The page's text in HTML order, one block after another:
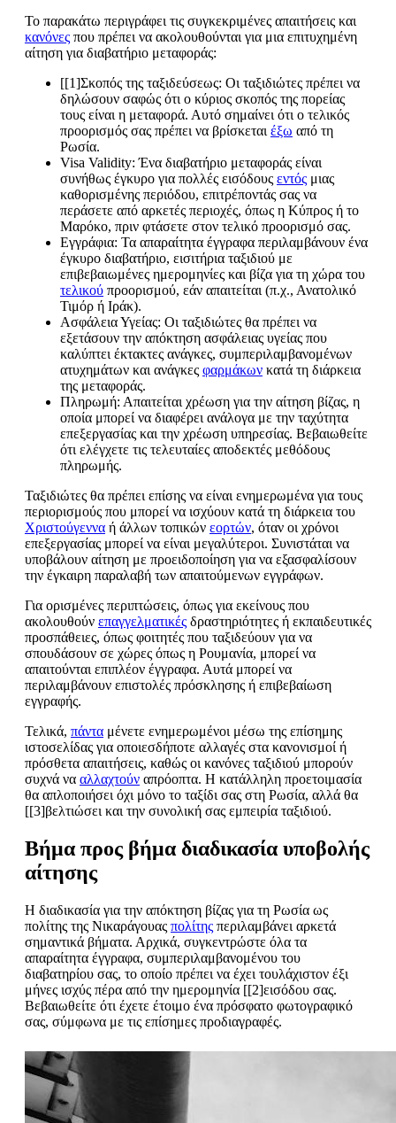
Το παρακάτω περιγράφει τις συγκεκριμένες απαιτήσεις και
κανόνες που πρέπει να ακολουθούνται για μια επιτυχημένη
αίτηση για διαβατήριο μεταφοράς:
[[1]Σκοπός της ταξιδεύσεως: Οι ταξιδιώτες πρέπει να
δηλώσουν σαφώς ότι ο κύριος σκοπός της πορείας
τους είναι η μεταφορά. Αυτό σημαίνει ότι ο τελικός
προορισμός σας πρέπει να βρίσκεται έξω από τη
Ρωσία.
Visa Validity: Ένα διαβατήριο μεταφοράς είναι
συνήθως έγκυρο για πολλές εισόδους εντός μιας
καθορισμένης περιόδου, επιτρέποντάς σας να
περάσετε από αρκετές περιοχές, όπως η Κύπρος ή το
Μαρόκο, πριν φτάσετε στον τελικό προορισμό σας.
Εγγράφια: Τα απαραίτητα έγγραφα περιλαμβάνουν ένα
έγκυρο διαβατήριο, εισιτήρια ταξιδιού με
επιβεβαιωμένες ημερομηνίες και βίζα για τη χώρα του
τελικού προορισμού, εάν απαιτείται (π.χ., Ανατολικό
Τιμόρ ή Ιράκ).
Ασφάλεια Υγείας: Οι ταξιδιώτες θα πρέπει να
εξετάσουν την απόκτηση ασφάλειας υγείας που
καλύπτει έκτακτες ανάγκες, συμπεριλαμβανομένων
ατυχημάτων και ανάγκες φαρμάκων κατά τη διάρκεια
της μεταφοράς.
Πληρωμή: Απαιτείται χρέωση για την αίτηση βίζας, η
οποία μπορεί να διαφέρει ανάλογα με την ταχύτητα
επεξεργασίας και την χρέωση υπηρεσίας. Βεβαιωθείτε
ότι ελέγχετε τις τελευταίες αποδεκτές μεθόδους
πληρωμής.
Ταξιδιώτες θα πρέπει επίσης να είναι ενημερωμένα για τους
περιορισμούς που μπορεί να ισχύουν κατά τη διάρκεια του
Χριστούγεννα ή άλλων τοπικών εορτών, όταν οι χρόνοι
επεξεργασίας μπορεί να είναι μεγαλύτεροι. Συνιστάται να
υποβάλουν αίτηση με προειδοποίηση για να εξασφαλίσουν
την έγκαιρη παραλαβή των απαιτούμενων εγγράφων.
Για ορισμένες περιπτώσεις, όπως για εκείνους που
ακολουθούν επαγγελματικές δραστηριότητες ή εκπαιδευτικές
προσπάθειες, όπως φοιτητές που ταξιδεύουν για να
σπουδάσουν σε χώρες όπως η Ρουμανία, μπορεί να
απαιτούνται επιπλέον έγγραφα. Αυτά μπορεί να
περιλαμβάνουν επιστολές πρόσκλησης ή επιβεβαίωση
εγγραφής.
Τελικά, πάντα μένετε ενημερωμένοι μέσω της επίσημης
ιστοσελίδας για οποιεσδήποτε αλλαγές στα κανονισμοί ή
πρόσθετα απαιτήσεις, καθώς οι κανόνες ταξιδιού μπορούν
συχνά να αλλαχτούν απρόοπτα. Η κατάλληλη προετοιμασία
θα απλοποιήσει όχι μόνο το ταξίδι σας στη Ρωσία, αλλά θα
[[3]βελτιώσει και την συνολική σας εμπειρία ταξιδιού.
Βήμα προς βήμα διαδικασία υποβολής
αίτησης
Η διαδικασία για την απόκτηση βίζας για τη Ρωσία ως
πολίτης της Νικαράγουας πολίτης περιλαμβάνει αρκετά
σημαντικά βήματα. Αρχικά, συγκεντρώστε όλα τα
απαραίτητα έγγραφα, συμπεριλαμβανομένου του
διαβατηρίου σας, το οποίο πρέπει να έχει τουλάχιστον έξι
μήνες ισχύς πέρα από την ημερομηνία [[2]εισόδου σας.
Βεβαιωθείτε ότι έχετε έτοιμο ένα πρόσφατο φωτογραφικό
σας, σύμφωνα με τις επίσημες προδιαγραφές.